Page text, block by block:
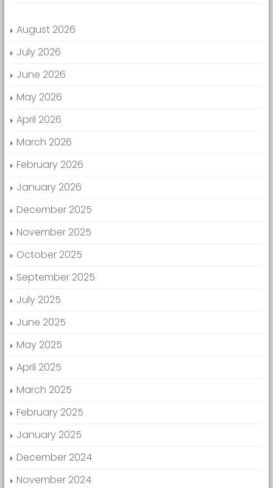
August 2026
July 2026
June 2026
May 2026
April 2026
March 2026
February 2026
January 2026
December 2025
November 2025
October 2025
September 2025
July 2025
June 2025
May 2025
April 2025
March 2025
February 2025
January 2025
December 2024
November 2024